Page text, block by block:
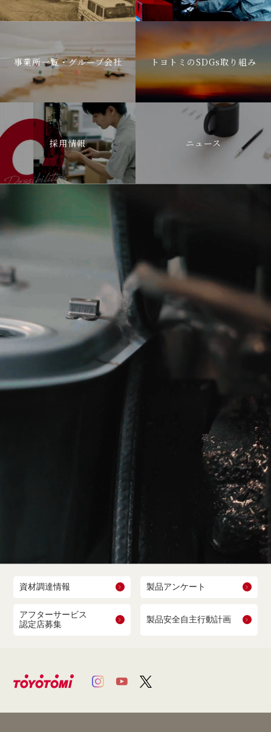
事業所一覧・グループ会社 トヨトミのSDGs取り組み
採用情報 ニュース
資材調達情報 製品アンケート
アフターサービス
認定店募集
製品安全自主行動計画